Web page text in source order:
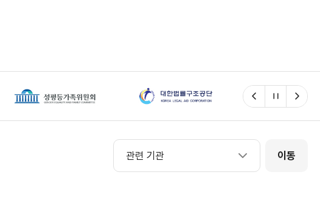
이전 일시정지다음
관련 기관
관련 기관 이동